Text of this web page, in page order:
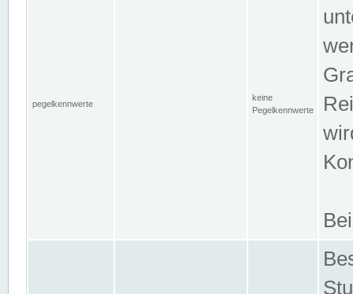
pegelkennwerte
keine
Pegelkennwerte